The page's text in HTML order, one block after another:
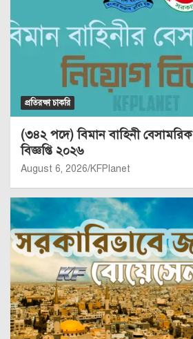
প্রতিরক্ষা চাকরি
(৩৪২ পদে) বিমান বাহিনী
বিজ্ঞপ্তি ২০২৬
August 6, 2026 KFPlanet